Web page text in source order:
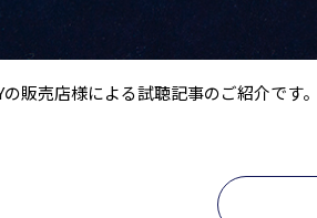
販売店様による試聴記事のご紹介です。